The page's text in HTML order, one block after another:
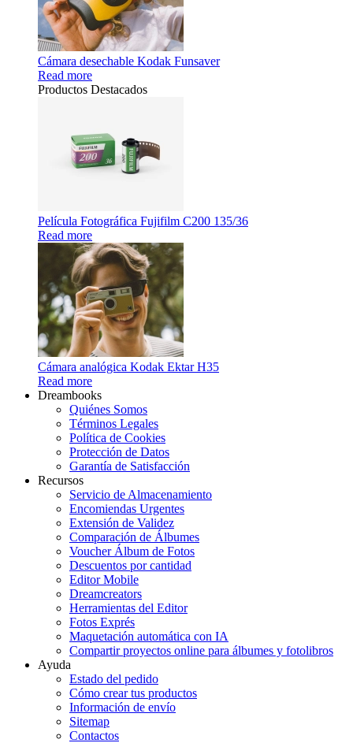
Cámara desechable Kodak Funsaver
Read more
Productos Destacados
Película Fotográfica Fujifilm C200 135/36
Read more
Cámara analógica Kodak Ektar H35
Read more
Dreambooks
Quiénes Somos
Términos Legales
Política de Cookies
Protección de Datos
Garantía de Satisfacción
Recursos
Servicio de Almacenamiento
Encomiendas Urgentes
Extensión de Validez
Comparación de Álbumes
Voucher Álbum de Fotos
Descuentos por cantidad
Editor Mobile
Dreamcreators
Herramientas del Editor
Fotos Exprés
Maquetación automática con IA
Compartir proyectos online para álbumes y fotolibros
Ayuda
Estado del pedido
Cómo crear tus productos
Información de envío
Sitemap
Contactos